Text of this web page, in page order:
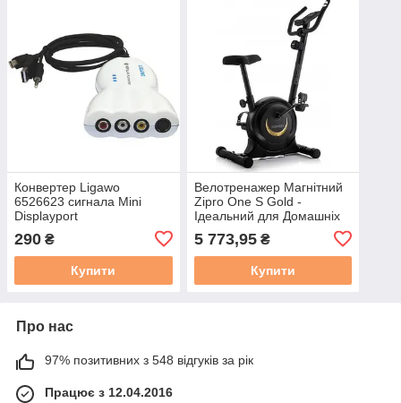
Конвертер Ligawo
6526623 сигнала Mini
Displayport
композитный / S-Video
290 ₴
Купити
Велотренажер Магнітний
Zipro One S Gold -
Ідеальний для Домашніх
5 773,95₴
Купити
Про нас
97% позитивних з 548 відгуків за рік
Працює з 12.04.2016